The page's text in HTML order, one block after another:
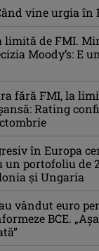
vine urgia în
limită de FMI.
Moody’s: E
fără FMI, la
Rating
în Europa
un portofoliu de
și Ungaria
vândut euro
BCE.